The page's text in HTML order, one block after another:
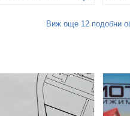
Виж още 12 подобни